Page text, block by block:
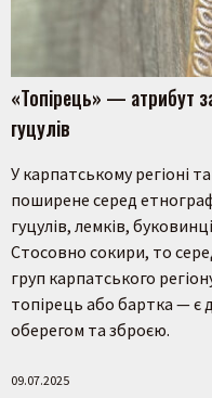
«Топірець» — атрибут
гуцулів
У карпатському регіоні
поширене серед
гуцулів, лемків,
Стосовно сокири, то
груп карпатського
топірець або бартка —
оберегом та зброєю.
09.07.2025